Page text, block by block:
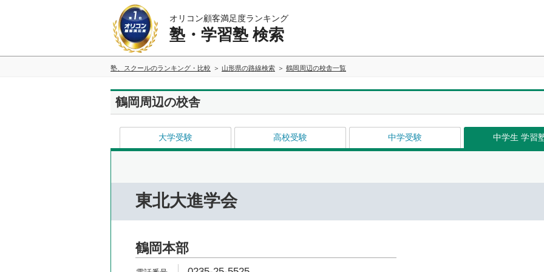
オリコン顧客満足度ランキング
塾・学習塾 検索
塾、スクールのランキング・比較 山形県の路線検索 鶴岡周辺の校舎一覧
鶴岡周辺の校舎
大学受験 高校受験 中学受験 中学生 学習
東北大進学会
鶴岡本部